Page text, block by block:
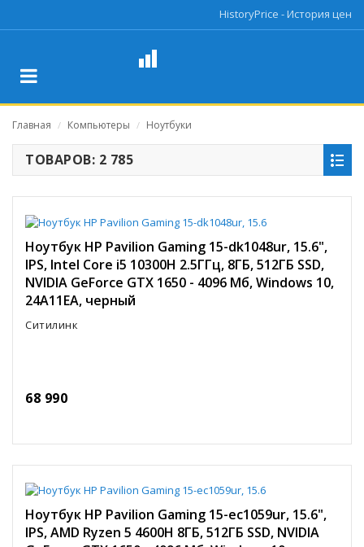
HistoryPrice - История цен
Главная / Компьютеры / Ноутбуки
ТОВАРОВ: 2 785
Ноутбук HP Pavilion Gaming 15-dk1048ur, 15.6",
IPS, Intel Core i5 10300H 2.5ГГц, 8ГБ, 512ГБ SSD,
NVIDIA GeForce GTX 1650 - 4096 Мб, Windows 10,
24A11EA, черный
Ситилинк
68 990
Ноутбук HP Pavilion Gaming 15-ec1059ur, 15.6",
IPS, AMD Ryzen 5 4600H 8ГБ, 512ГБ SSD, NVIDIA